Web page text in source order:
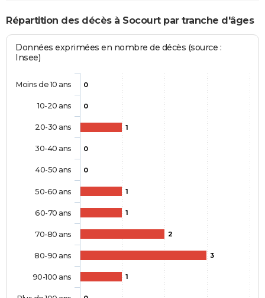
Répartition des décès à Socourt par tranche d'âges
Données exprimées en nombre de décès (source :
Insee)
0
0
1
0
0
1
1
2
3
1
Moins de 10 ans
10-20 ans
20-30 ans
30-40 ans
40-50 ans
50-60 ans
60-70 ans
70-80 ans
80-90 ans
90-100 ans